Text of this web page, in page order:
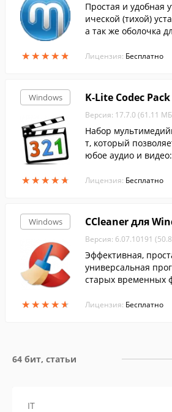
★★★★★
★★★★★
Простая и удобная
ической (тихой)
а так же оболочка
Лицензия: Бесплатно
Windows
★★★★★
★★★★★
K-Lite Codec Pack
Версия: 17.7.0 (61.11
Набор
т, который
юбое аудио и
Лицензия: Бесплатно
Windows
★★★★★
★★★★★
CCleaner для
Версия: 6.07.10191
Эффективная,
универсальная
старых временных
Лицензия: Бесплатно
64 бит, статьи
IT